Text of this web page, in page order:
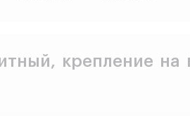
крепление на